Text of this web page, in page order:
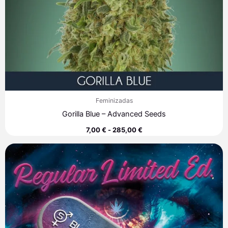
Feminizadas
Gorilla Blue – Advanced Seeds
7,00€ - 285,00€